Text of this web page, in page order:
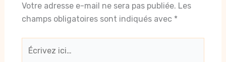
Votre adresse e-mail ne sera pas publiée. Les
champs obligatoires sont indiqués avec *
ici…